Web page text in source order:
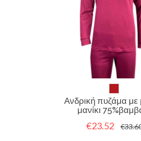
Ανδρική πυζάμα με
μανίκι
€23.52